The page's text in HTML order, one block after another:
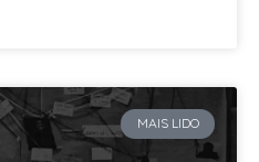
MAIS LIDO